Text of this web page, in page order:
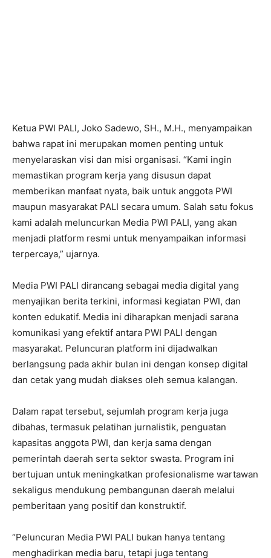
Ketua PWI PALI, Joko Sadewo, SH., M.H., menyampaikan
bahwa rapat ini merupakan momen penting untuk
menyelaraskan visi dan misi organisasi. “Kami ingin
memastikan program kerja yang disusun dapat
memberikan manfaat nyata, baik untuk anggota PWI
maupun masyarakat PALI secara umum. Salah satu fokus
kami adalah meluncurkan Media PWI PALI, yang akan
menjadi platform resmi untuk menyampaikan informasi
terpercaya,” ujarnya.
Media PWI PALI dirancang sebagai media digital yang
menyajikan berita terkini, informasi kegiatan PWI, dan
konten edukatif. Media ini diharapkan menjadi sarana
komunikasi yang efektif antara PWI PALI dengan
masyarakat. Peluncuran platform ini dijadwalkan
berlangsung pada akhir bulan ini dengan konsep digital
dan cetak yang mudah diakses oleh semua kalangan.
Dalam rapat tersebut, sejumlah program kerja juga
dibahas, termasuk pelatihan jurnalistik, penguatan
kapasitas anggota PWI, dan kerja sama dengan
pemerintah daerah serta sektor swasta. Program ini
bertujuan untuk meningkatkan profesionalisme wartawan
sekaligus mendukung pembangunan daerah melalui
pemberitaan yang positif dan konstruktif.
“Peluncuran Media PWI PALI bukan hanya tentang
menghadirkan media baru, tetapi juga tentang